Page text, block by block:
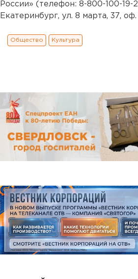
России» (телефон: 8-800-100-19-
Екатеринбург, ул. 8 марта, 37,
Общество Культура